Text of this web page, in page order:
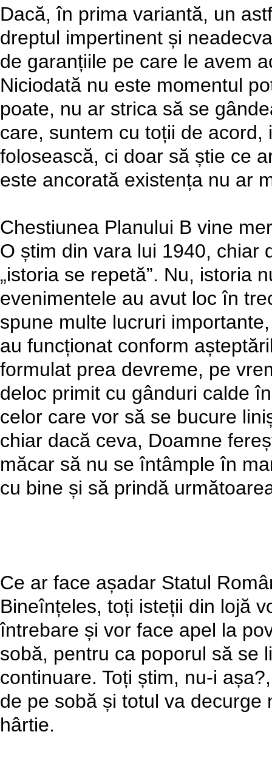
Dacă, în prima variantă, un
dreptul impertinent și
de garanțiile pe care le avem
Niciodată nu este momentul
poate, nu ar strica să se
care, suntem cu toții de
folosească, ci doar să știe ce
este ancorată existența nu ar
Chestiunea Planului B vine
O știm din vara lui 1940, chiar
„istoria se repetă”. Nu, istoria
evenimentele au avut loc în
spune multe lucruri
au funcționat conform
formulat prea devreme, pe
deloc primit cu gânduri calde
celor care vor să se bucure
chiar dacă ceva, Doamne
măcar să nu se întâmple în
cu bine și să prindă
Ce ar face așadar Statul
Bineînțeles, toți isteții din lojă
întrebare și vor face apel la
sobă, pentru ca poporul să se
continuare. Toți știm, nu-i
de pe sobă și totul va
hârtie.